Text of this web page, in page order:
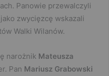
Panowie przewalczyli
zwycięzcę wskazali
Walki Wilanów.
narożnik Mateusza
Pan Mariusz Grabowski